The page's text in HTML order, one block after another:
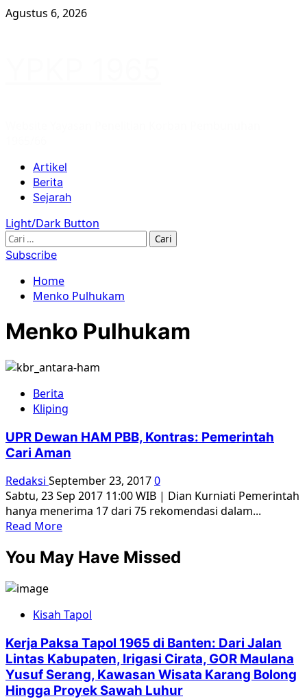
Skip
Agustus 6, 2026
Primary
Menu
Artikel
Berita
Sejarah
Light/Dark Button
Cari
untuk:
Subscribe
Home
Menko Pulhukam
Menko Pulhukam
Berita
Kliping
UPR Dewan HAM PBB, Kontras: Pemerintah
Cari Aman
Redaksi September 23, 20170
Sabtu, 23 Sep 2017 11:00 WIB | Dian Kurniati Pemerintah
hanya menerima 17 dari 75 rekomendasi dalam...
Read MoreRead
about
UPR
PBB,
Pemerintah
Cari
Aman
You May Have Missed
Kisah Tapol
Kerja Paksa Tapol 1965 di Banten: Dari Jalan
Lintas Kabupaten, Irigasi Cirata, GOR Maulana
Yusuf Serang, Kawasan Wisata Karang Bolong
Hingga Proyek Sawah Luhur